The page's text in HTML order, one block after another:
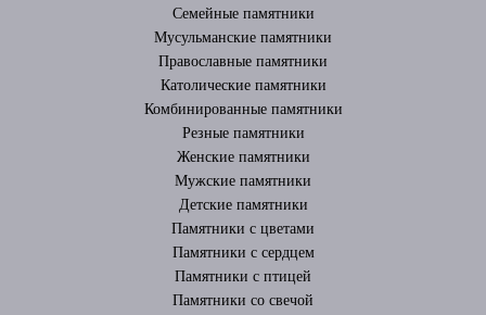
Cемейные памятники
Мусульманские памятники
Православные памятники
Католические памятники
Комбинированные памятники
Резные памятники
Женские памятники
Мужские памятники
Детские памятники
Памятники с цветами
Памятники с сердцем
Памятники с птицей
Памятники со свечой